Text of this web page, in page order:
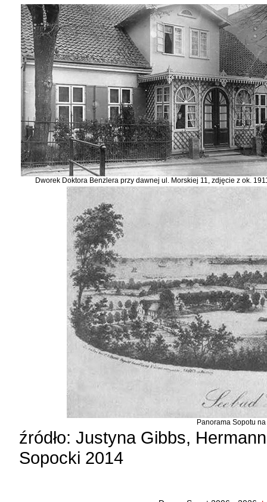
Dworek Doktora Benzlera przy dawnej ul. Morskiej 11, zdjęcie z ok.
Panorama Sopotu
źródło: Justyna Gibbs,
Sopocki 2014